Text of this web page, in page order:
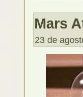
Mars
23 de